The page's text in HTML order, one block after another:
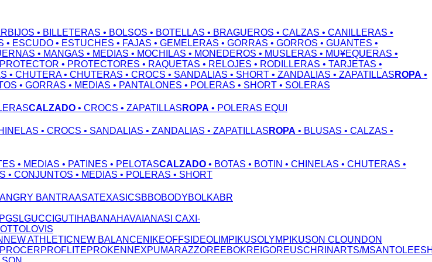
• BILLETERAS • BOLSOS • BOTELLAS • BRAGUEROS • CALZAS • CANILLERAS •
• ESCUDO • ESTUCHES • FAJAS • GEMELERAS • GORRAS • GORROS • GUANTES •
• MANGAS • MEDIAS • MOCHILAS • MONEDEROS • MUSLERAS • MU¥EQUERAS •
• PROTECTORES • RAQUETAS • RELOJES • RODILLERAS • TARJETAS •
• CHUTERA• CHUTERAS • CROCS • SANDALIAS • SHORT • ZANDALIAS • ZAPATILLAS ROPA •
• GORRAS • MEDIAS • PANTALONES • POLERAS • SHORT • SOLERAS
CALZADO • CROCS • ZAPATILLAS ROPA • POLERAS EQUI
• CROCS • SANDALIAS • ZANDALIAS • ZAPATILLAS ROPA • BLUSAS • CALZAS •
• MEDIAS • PATINES • PELOTASCALZADO • BOTAS • BOTIN • CHINELAS • CHUTERAS •
• CONJUNTOS • MEDIAS • POLERAS • SHORT
ANGRY BANTRAASATEXASICSBBOBODYBOLKABR
GSLGUCCI GUTI HABANAHAVAIANAS I CAX I-
LOVIS
NEW ATHLETICNEW BALANCENIKEOFFSIDEOLIMPIKUSOLYMPIKUSON CLOUNDON
PROCERPROFLITEPROKENNEXPUMARAZZOREEBOKREIGOREUSCH RINARTS/MSANTOLEE